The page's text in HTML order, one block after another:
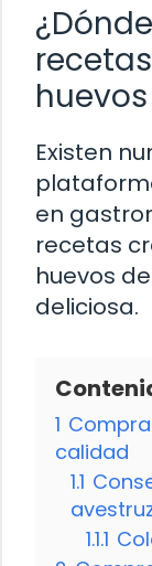
Existen
en
recetas
huevos
deliciosa.
1
calidad
1.1
1.1.1